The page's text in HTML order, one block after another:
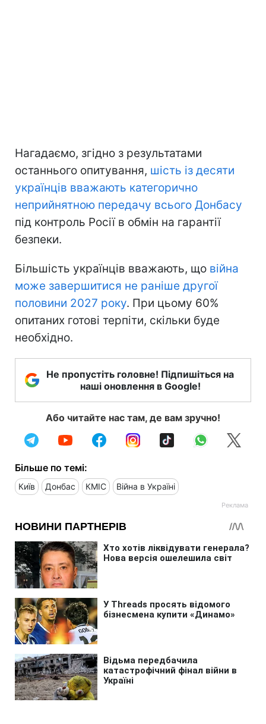
Нагадаємо, згідно з результатами
останнього опитування, шість із десяти
українців вважають категорично
неприйнятною передачу всього Донбасу
під контроль Росії в обмін на гарантії
безпеки.
Більшість українців вважають, що війна
може завершитися не раніше другої
половини 2027 року. При цьому 60%
опитаних готові терпіти, скільки буде
необхідно.
Не пропустіть головне! Підпишіться на
наші оновлення в Google!
Або читайте нас там, де вам зручно!
Більше по темі:
Київ Донбас КМІС Війна в Україні